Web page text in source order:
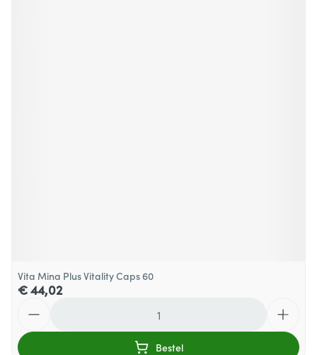
Vita Mina Plus Vitality Caps 60
€ 44,02
Bestel